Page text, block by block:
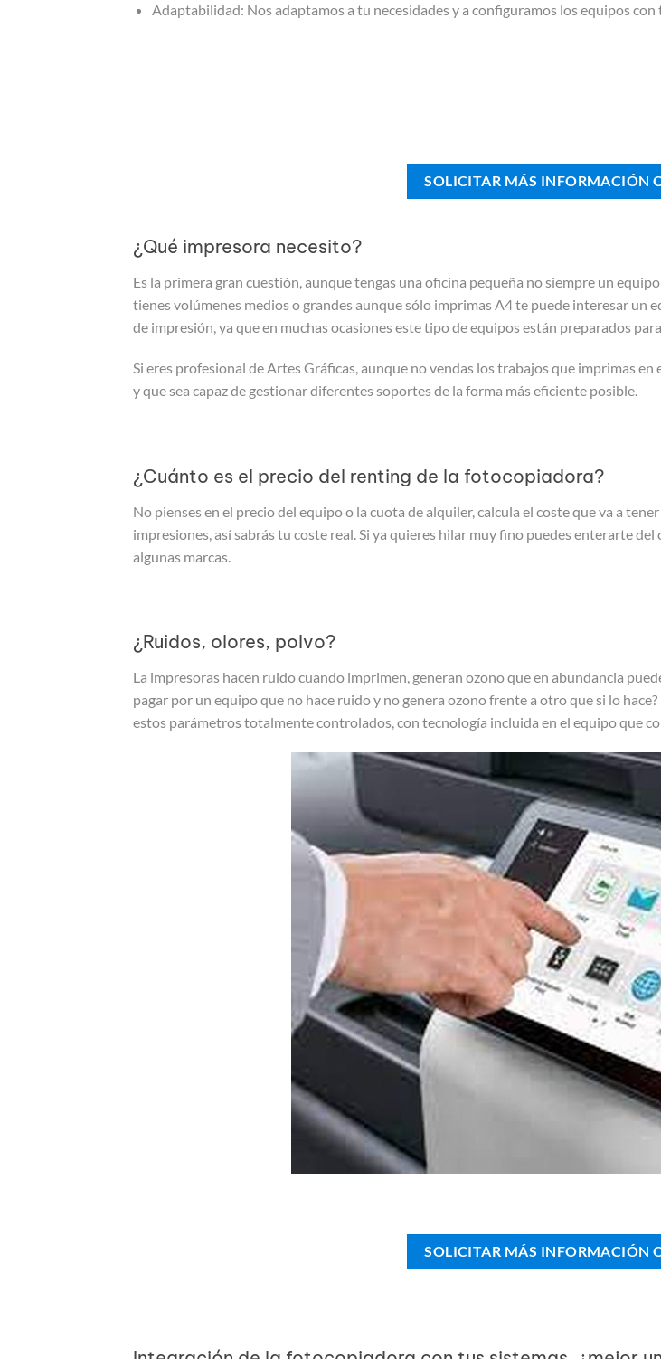
Adaptabilidad: Nos adaptamos a tu necesidades y a configuramos los equipos
SOLICITAR MÁS INFORMACIÓN
¿Qué impresora necesito?
Es la primera gran cuestión, aunque tengas una oficina pequeña no siempre un
tienes volúmenes medios o grandes aunque sólo imprimas A4 te puede interesar un
de impresión, ya que en muchas ocasiones este tipo de equipos están preparados
Si eres profesional de Artes Gráficas, aunque no vendas los trabajos que imprimas
y que sea capaz de gestionar diferentes soportes de la forma más eficiente posible.
¿Cuánto es el precio del renting de la fotocopiadora?
No pienses en el precio del equipo o la cuota de alquiler, calcula el coste que va a
impresiones, así sabrás tu coste real. Si ya quieres hilar muy fino puedes enterarte
algunas marcas.
¿Ruidos, olores, polvo?
La impresoras hacen ruido cuando imprimen, generan ozono que en abundancia
pagar por un equipo que no hace ruido y no genera ozono frente a otro que si lo
estos parámetros totalmente controlados, con tecnología incluida en el equipo que
SOLICITAR MÁS INFORMACIÓN